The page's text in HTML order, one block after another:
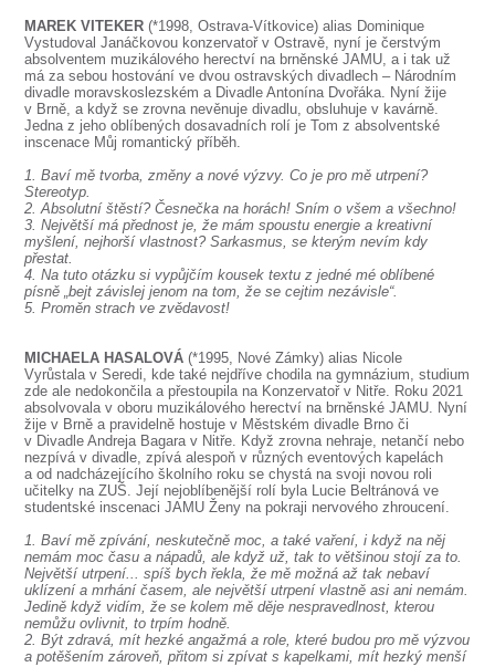
MAREK VITEKER (*1998, Ostrava-Vítkovice) alias Dominique
Vystudoval Janáčkovou konzervatoř v Ostravě, nyní je čerstvým
absolventem muzikálového herectví na brněnské JAMU, a i tak už
má za sebou hostování ve dvou ostravských divadlech – Národním
divadle moravskoslezském a Divadle Antonína Dvořáka. Nyní žije
v Brně, a když se zrovna nevěnuje divadlu, obsluhuje v kavárně.
Jedna z jeho oblíbených dosavadních rolí je Tom z absolventské
inscenace Můj romantický příběh.
1. Baví mě tvorba, změny a nové výzvy. Co je pro mě utrpení?
Stereotyp.
2. Absolutní štěstí? Česnečka na horách! Sním o všem a všechno!
3. Největší má přednost je, že mám spoustu energie a kreativní
myšlení, nejhorší vlastnost? Sarkasmus, se kterým nevím kdy
přestat.
4. Na tuto otázku si vypůjčím kousek textu z jedné mé oblíbené
písně „bejt závislej jenom na tom, že se cejtim nezávisle“.
5. Proměn strach ve zvědavost!
MICHAELA HASALOVÁ (*1995, Nové Zámky) alias Nicole
Vyrůstala v Seredi, kde také nejdříve chodila na gymnázium, studium
zde ale nedokončila a přestoupila na Konzervatoř v Nitře. Roku 2021
absolvovala v oboru muzikálového herectví na brněnské JAMU. Nyní
žije v Brně a pravidelně hostuje v Městském divadle Brno či
v Divadle Andreja Bagara v Nitře. Když zrovna nehraje, netančí nebo
nezpívá v divadle, zpívá alespoň v různých eventových kapelách
a od nadcházejícího školního roku se chystá na svoji novou roli
učitelky na ZUŠ. Její nejoblíbenější rolí byla Lucie Beltránová ve
studentské inscenaci JAMU Ženy na pokraji nervového zhroucení.
1. Baví mě zpívání, neskutečně moc, a také vaření, i když na něj
nemám moc času a nápadů, ale když už, tak to většinou stojí za to.
Největší utrpení... spíš bych řekla, že mě možná až tak nebaví
uklízení a mrhání časem, ale největší utrpení vlastně asi ani nemám.
Jedině když vidím, že se kolem mě děje nespravedlnost, kterou
nemůžu ovlivnit, to trpím hodně.
2. Být zdravá, mít hezké angažmá a role, které budou pro mě výzvou
a potěšením zároveň, přitom si zpívat s kapelkami, mít hezký menší